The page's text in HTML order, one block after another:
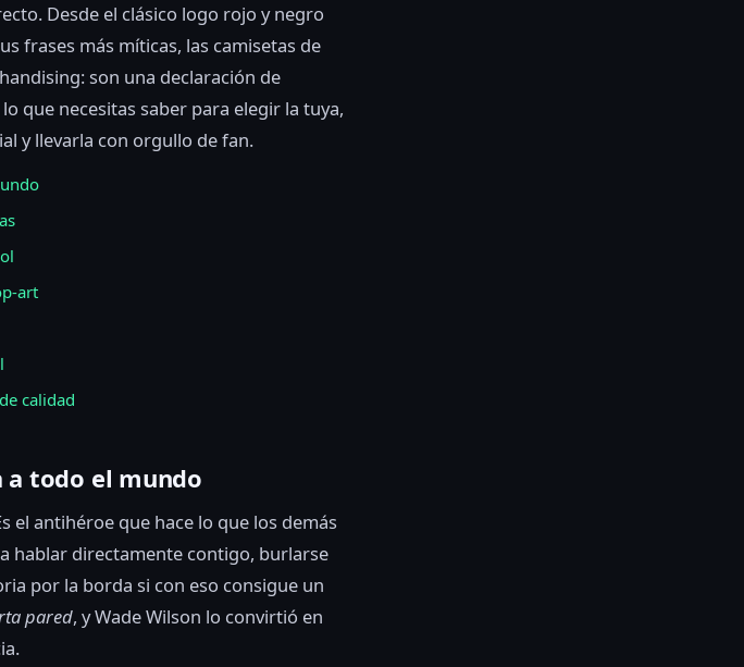
Desde el clásico logo rojo y negro
frases más míticas, las camisetas de
son una declaración de
que necesitas saber para elegir la tuya,
y llevarla con orgullo de fan.
art
calidad
a todo el mundo
el antihéroe que hace lo que los demás
hablar directamente contigo, burlarse
por la borda si con eso consigue un
pared, y Wade Wilson lo convirtió en